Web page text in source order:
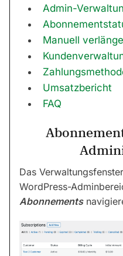
Admin-
Manuell
Umsatzbericht
FAQ
Das
WordPress-
Abonnements